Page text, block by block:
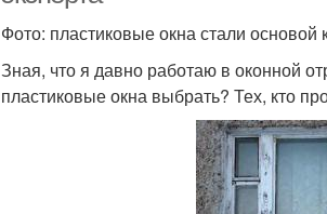
Фото: пластиковые окна стали
Зная, что я давно работаю в оконной
пластиковые окна выбрать? Тех, кто